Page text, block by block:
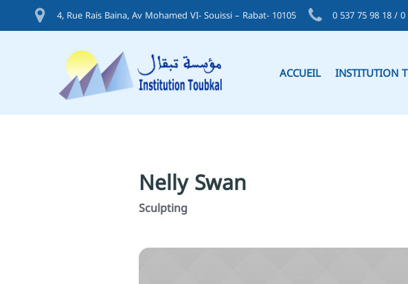
4, Rue Rais Baina, Av Mohamed VI- Souissi – Rabat- 10105 0 537 75 98 18 /
ACCUEIL INSTITUTION
Nelly Swan
Sculpting